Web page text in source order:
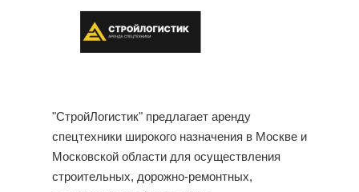
"СтройЛогистик" предлагает аренду
спецтехники широкого назначения в Москве и
Московской области для осуществления
строительных, дорожно-ремонтных,